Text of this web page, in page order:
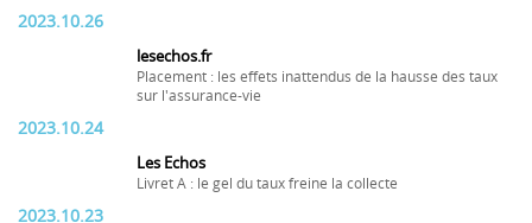
2023.10.26
lesechos.fr
Placement : les effets inattendus de la hausse des taux
sur l'assurance-vie
2023.10.24
Les Echos
Livret A : le gel du taux freine la collecte
2023.10.23